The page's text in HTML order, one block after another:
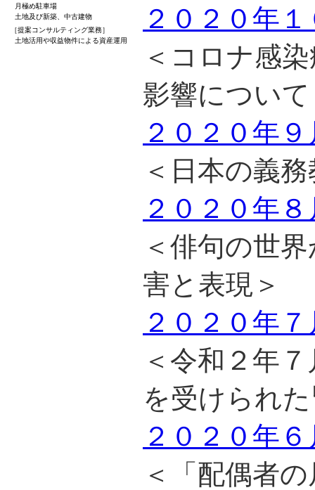
２０２０年
＜コロナ感
影響につい
２０２０年
＜日本の義
２０２０年
＜俳句の世
害と表現＞
２０２０年
＜令和２年
を受けられ
２０２０年
＜「配偶者
月極め駐車場
土地及び新築、中古建物
［提案コンサルティング業務］
土地活用や収益物件による資産運用